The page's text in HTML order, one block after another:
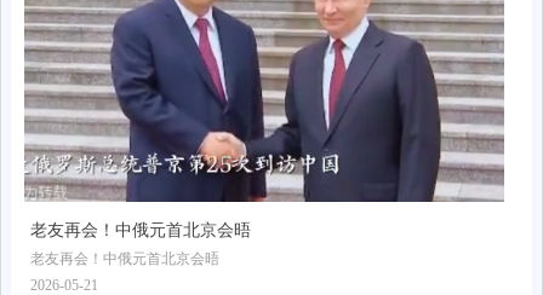
老友再会！中俄元首北京会晤
老友再会！中俄元首北京会晤
2026-05-21